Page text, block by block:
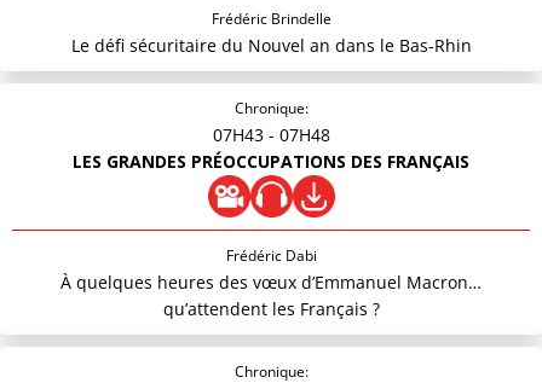
Frédéric Brindelle
Le défi sécuritaire du Nouvel an dans le Bas-Rhin
Chronique:
07H43 - 07H48
LES GRANDES PRÉOCCUPATIONS DES FRANÇAIS
Frédéric Dabi
À quelques heures des vœux d’Emmanuel Macron…
qu’attendent les Français ?
Chronique: